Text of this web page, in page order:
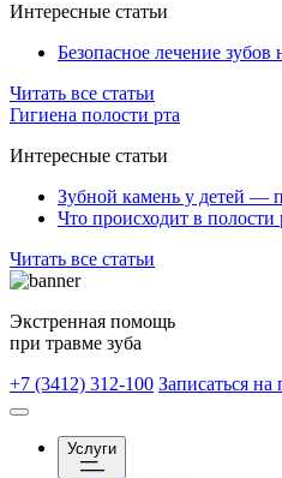
Интересные статьи
Безопасное лечение
Читать все статьи
Гигиена полости рта
Интересные статьи
Зубной камень у детей —
Что происходит в полости
Читать все статьи
Экстренная помощь
при травме зуба
+7 (3412) 312-100 Записаться на
Услуги